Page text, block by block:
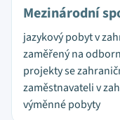
Mezinárodní
jazykový pobyt v
zaměřený na
projekty se
zaměstnavateli v
výměnné pobyty